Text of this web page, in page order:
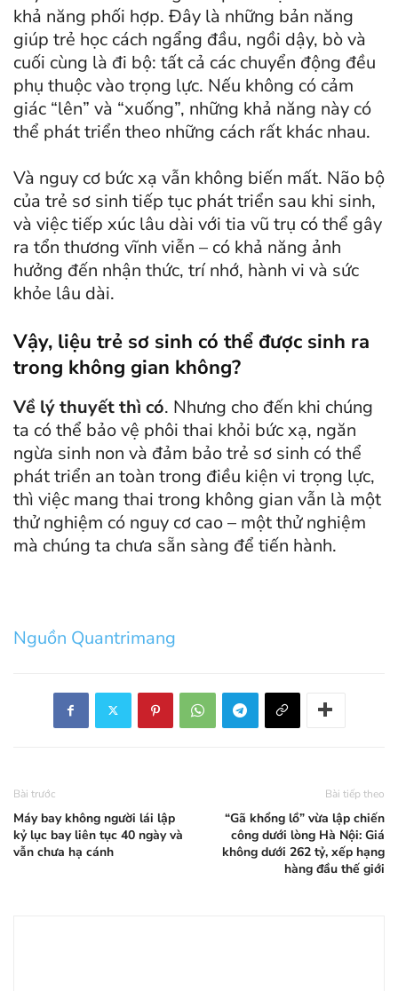
khả năng phối hợp. Đây là những bản năng
giúp trẻ học cách ngẩng đầu, ngồi dậy, bò và
cuối cùng là đi bộ: tất cả các chuyển động đều
phụ thuộc vào trọng lực. Nếu không có cảm
giác “lên” và “xuống”, những khả năng này có
thể phát triển theo những cách rất khác nhau.
Và nguy cơ bức xạ vẫn không biến mất. Não bộ
của trẻ sơ sinh tiếp tục phát triển sau khi sinh,
và việc tiếp xúc lâu dài với tia vũ trụ có thể gây
ra tổn thương vĩnh viễn – có khả năng ảnh
hưởng đến nhận thức, trí nhớ, hành vi và sức
khỏe lâu dài.
Vậy, liệu trẻ sơ sinh có thể được sinh ra
trong không gian không?
Về lý thuyết thì có. Nhưng cho đến khi chúng
ta có thể bảo vệ phôi thai khỏi bức xạ, ngăn
ngừa sinh non và đảm bảo trẻ sơ sinh có thể
phát triển an toàn trong điều kiện vi trọng lực,
thì việc mang thai trong không gian vẫn là một
thử nghiệm có nguy cơ cao – một thử nghiệm
mà chúng ta chưa sẵn sàng để tiến hành.
Nguồn Quantrimang
Bài trước
Máy bay không người lái lập
kỷ lục bay liên tục 40 ngày và
vẫn chưa hạ cánh
Bài tiếp theo
“Gã khổng lồ” vừa lập chiến
công dưới lòng Hà Nội: Giá
không dưới 262 tỷ, xếp hạng
hàng đầu thế giới